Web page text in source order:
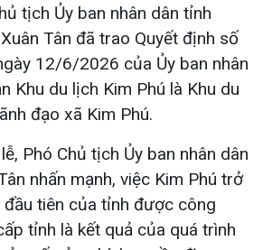
tịch Ủy ban nhân dân tỉnh
Tân đã trao Quyết định số
12/6/2026 của Ủy ban nhân
Khu du lịch Kim Phú là Khu du
đạo xã Kim Phú.
Phó Chủ tịch Ủy ban nhân dân
nhấn mạnh, việc Kim Phú trở
tiên của tỉnh được công
tỉnh là kết quả của quá trình